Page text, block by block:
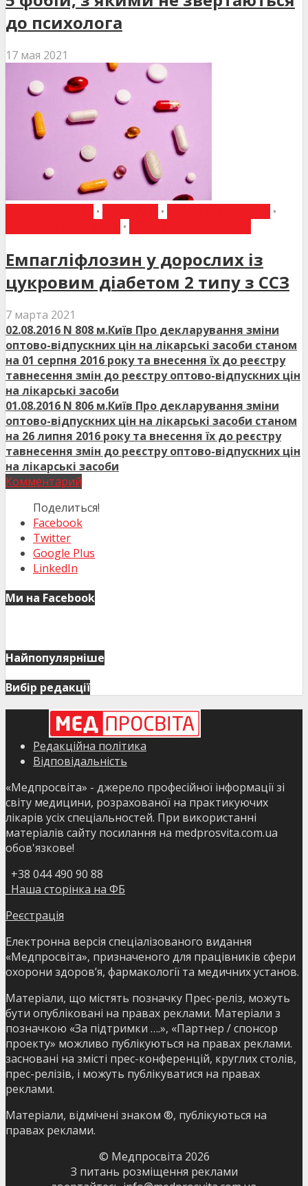
до психолога
17 мая 2021
• •
•
•
Емпагліфлозин у дорослих із
цукровим діабетом 2 типу з ССЗ
7 марта 2021
02.08.2016 N 808 м.Київ Про декларування зміни
оптово-відпускних цін на лікарські засоби станом
на 01 серпня 2016 року та внесення їх до реєстру
тавнесення змін до реєстру оптово-відпускних цін
на лікарські засоби
01.08.2016 N 806 м.Київ Про декларування зміни
оптово-відпускних цін на лікарські засоби станом
на 26 липня 2016 року та внесення їх до реєстру
тавнесення змін до реєстру оптово-відпускних цін
на лікарські засоби
Комментарий
Поделиться!
Facebook
Twitter
Google Plus
LinkedIn
Ми на Facebook
Найпопулярніше
Вибір редакції
Редакційна політика
Відповідальність
«Медпросвіта» - джерело професійної інформації зі
світу медицини, розрахованої на практикуючих
лікарів усіх спеціальностей. При використанні
матеріалів сайту посилання на medprosvita.com.ua
обов'язкове!
+38 044 490 90 88
Наша сторінка на ФБ
Реєстрація
Електронна версія спеціалізованого видання
«Медпросвіта», призначеного для працівників сфери
охорони здоров’я, фармакології та медичних установ.
Матеріали, що містять позначку Прес-реліз, можуть
бути опубліковані на правах реклами. Матеріали з
позначкою «За підтримки ….», «Партнер / спонсор
проекту» можливо публікуються на правах реклами.
засновані на змісті прес-конференцій, круглих столів,
прес-релізів, і можуть публікуватися на правах
реклами.
Матеріали, відмічені знаком ®, публікуються на
правах реклами.
© Медпросвіта 2026
З питань розміщення реклами